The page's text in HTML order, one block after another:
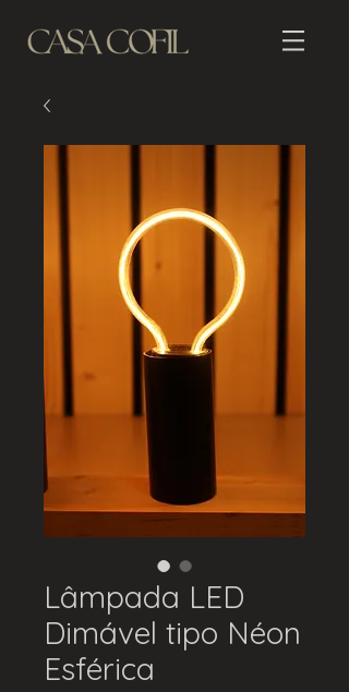
Lâmpada LED
Dimável tipo Néon
Esférica